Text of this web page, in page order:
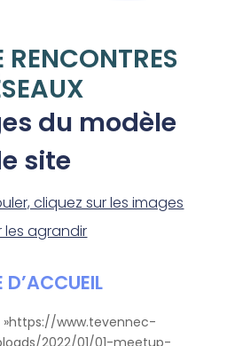
RENCONTRES
du modèle
site
cliquez sur les images
les agrandir
D’ACCUEIL
»https://www.tevennec-
2022/01/01-meetup-